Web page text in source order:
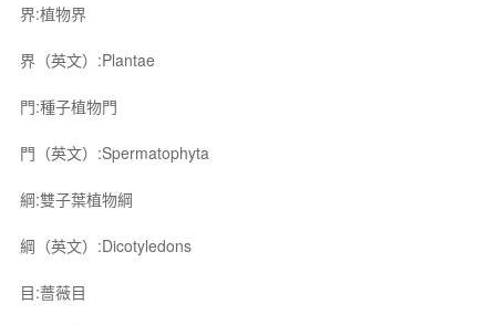
界:植物界
界（英文）:Plantae
門:種子植物門
門（英文）:Spermatophyta
綱:雙子葉植物綱
綱（英文）:Dicotyledons
目:薔薇目